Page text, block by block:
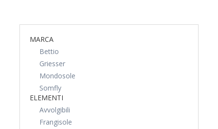
MARCA
Bettio
Griesser
Mondosole
Somfly
ELEMENTI
Avvolgibili
Frangisole